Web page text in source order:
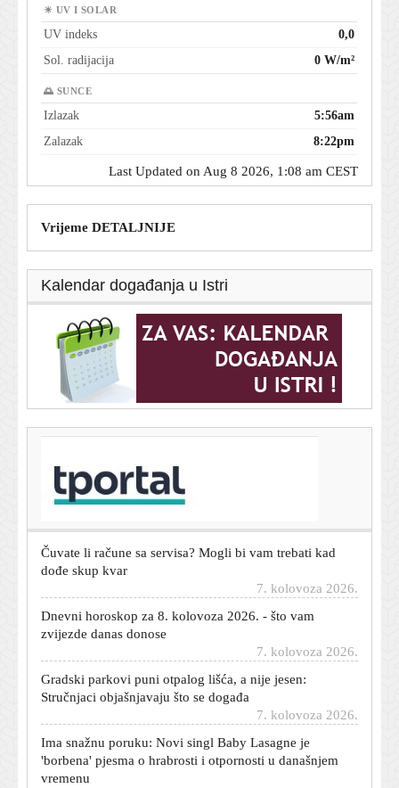
☀ UV I SOLAR
UV indeks
0,0
Sol. radijacija
0 W/m²
🌅 SUNCE
Izlazak
5:56am
Zalazak
8:22pm
Last Updated on Aug 8 2026, 1:08 am CEST
Vrijeme DETALJNIJE
Kalendar događanja u Istri
Našli ste lokvu ispod automobila? Jedna je najčešće
bezazlena, ostale mogu značiti ozbiljan kvar
dođe skup kvar
Dnevni horoskop za 8. kolovoza 2026. - što vam
zvijezde danas donose
Gradski parkovi puni otpalog lišća, a nije jesen:
Stručnjaci objašnjavaju što se događa
Ima snažnu poruku: Novi singl Baby Lasagne je
'borbena' pjesma o hrabrosti i otpornosti u današnjem
vremenu